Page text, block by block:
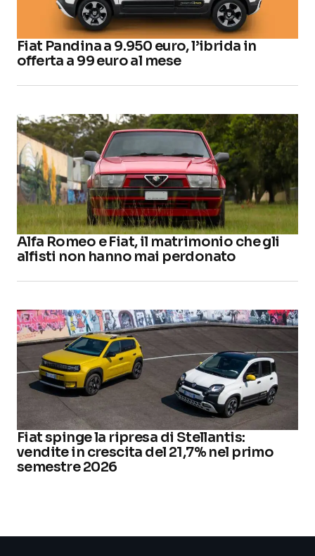
Fiat Pandina a 9.950 euro, l’ibrida in
offerta a 99 euro al mese
Alfa Romeo e Fiat, il matrimonio che gli
alfisti non hanno mai perdonato
Fiat spinge la ripresa di Stellantis:
vendite in crescita del 21,7% nel primo
semestre 2026